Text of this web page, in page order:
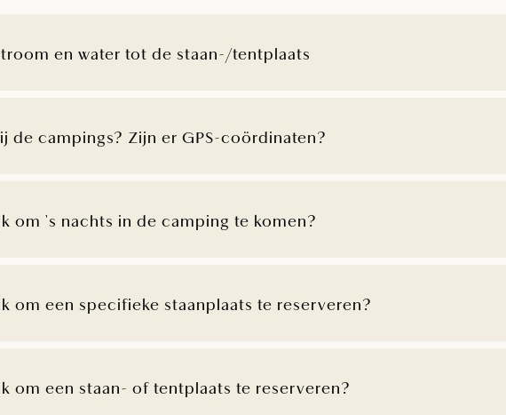
en water tot de staan-/tentplaats
de campings? Zijn er GPS-coördinaten?
om 's nachts in de camping te komen?
om een ​​specifieke staanplaats te reserveren?
om een ​​staan- of tentplaats te reserveren?